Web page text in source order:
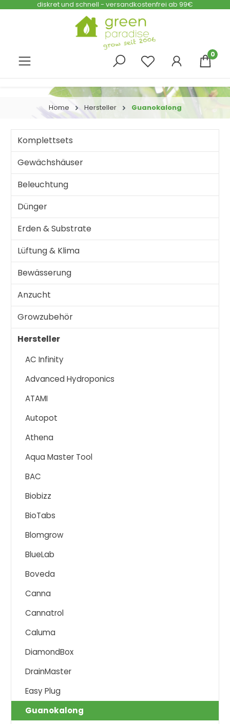
Zum Hauptinhalt springen
diskret und schnell - versandkostenfrei ab 99€
0
Home Hersteller Guanokalong
Komplettsets
Gewächshäuser
Beleuchtung
Dünger
Erden & Substrate
Lüftung & Klima
Bewässerung
Anzucht
Growzubehör
Hersteller
AC Infinity
Advanced Hydroponics
ATAMI
Autopot
Athena
Aqua Master Tool
BAC
Biobizz
BioTabs
Blomgrow
BlueLab
Boveda
Canna
Cannatrol
Caluma
DiamondBox
DrainMaster
Easy Plug
Guanokalong